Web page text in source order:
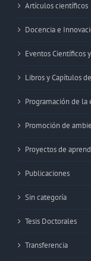
Artículos científicos
Docencia e
Eventos Científicos
Libros y Capítulos
Programación de la
Promoción de
Proyectos de
Publicaciones
Sin categoría
Tesis Doctorales
Transferencia